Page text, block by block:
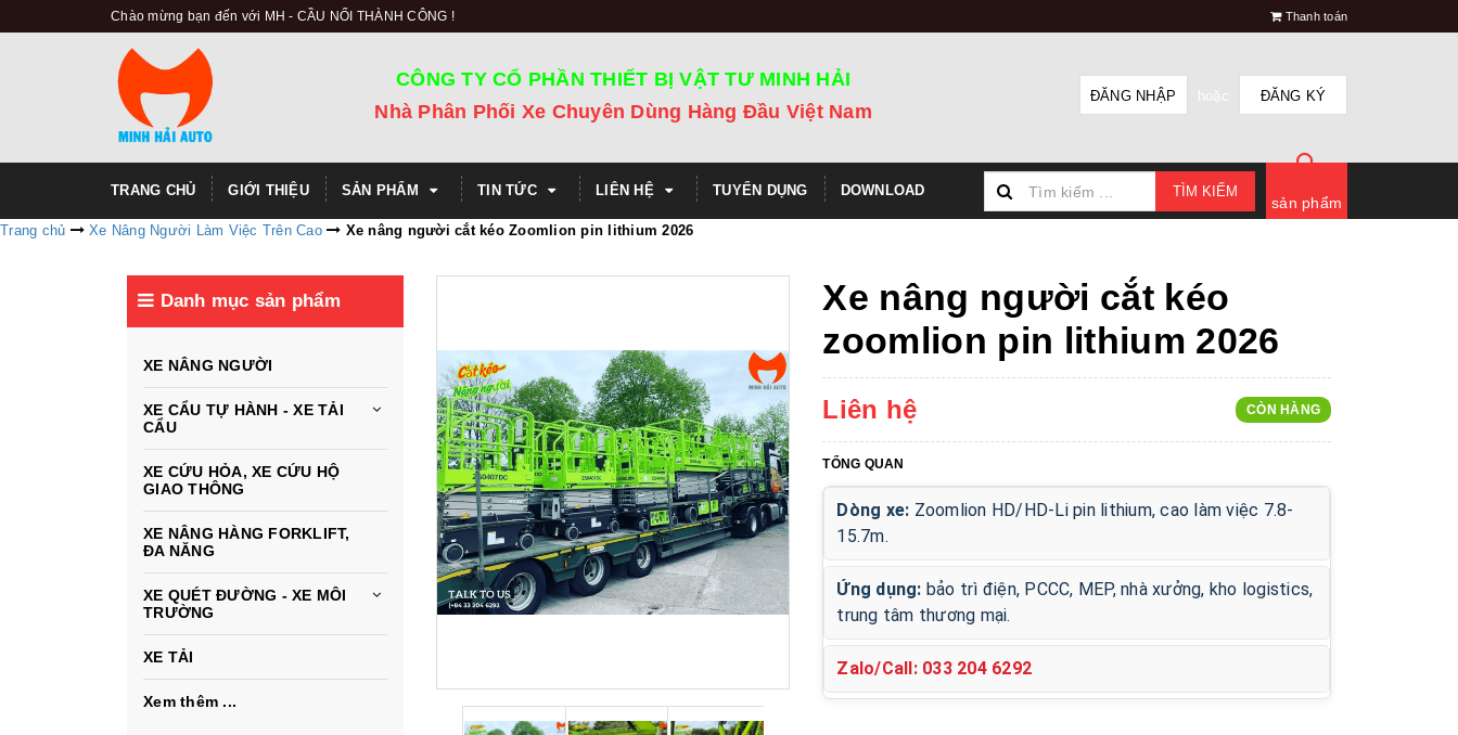
Chào mừng bạn đến với MH - CẦU NỐI THÀNH CÔNG ! Thanh toán
CÔNG TY CỔ PHẦN THIẾT BỊ VẬT TƯ MINH HẢI
Nhà Phân Phối Xe Chuyên Dùng Hàng Đầu Việt Nam
ĐĂNG NHẬP hoặc ĐĂNG KÝ
TRANG CHỦ GIỚI THIỆU SẢN PHẨM TIN TỨC LIÊN HỆ TUYỂN DỤNG DOWNLOAD TÌM KIẾM
sản phẩm
Trang chủ Xe Nâng Người Làm Việc Trên Cao Xe nâng người cắt kéo Zoomlion pin lithium 2026
Xe nâng người cắt kéo
zoomlion pin lithium 2026
Liên hệ CÒN HÀNG
TỔNG QUAN
Dòng xe: Zoomlion HD/HD-Li pin lithium, cao làm việc 7.8-
15.7m.
Ứng dụng: bảo trì điện, PCCC, MEP, nhà xưởng, kho logistics,
trung tâm thương mại.
Zalo/Call: 033 204 6292
Danh mục sản phẩm
XE NÂNG NGƯỜI
XE CẨU TỰ HÀNH - XE TẢI
CẨU
XE CỨU HỎA, XE CỨU HỘ
GIAO THÔNG
XE NÂNG HÀNG FORKLIFT,
ĐA NĂNG
XE QUÉT ĐƯỜNG - XE MÔI
TRƯỜNG
XE TẢI
Xem thêm ...